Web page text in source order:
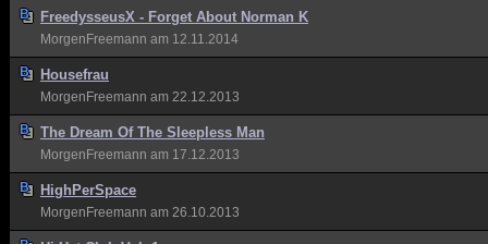
FreedysseusX - Forget About Norman K
MorgenFreemann am 12.11.2014
Housefrau
MorgenFreemann am 22.12.2013
The Dream Of The Sleepless Man
MorgenFreemann am 17.12.2013
HighPerSpace
MorgenFreemann am 26.10.2013